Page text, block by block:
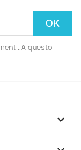
A questo
